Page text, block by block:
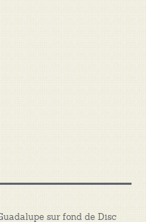
sur fond de Disc